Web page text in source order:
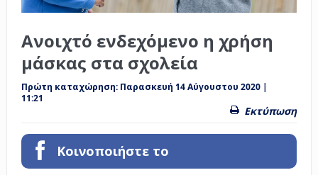
Ανοιχτό ενδεχόμενο η χρήση
μάσκας στα σχολεία
Πρώτη καταχώρηση: Παρασκευή 14 Αύγουστου 2020 |
11:21
Εκτύπωση
Κοινοποιήστε το